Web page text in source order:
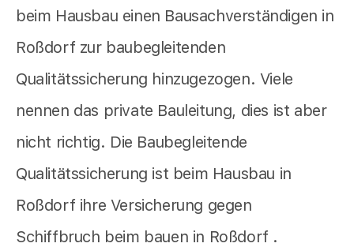
beim Hausbau einen Bausachverständigen in
Roßdorf zur baubegleitenden
Qualitätssicherung hinzugezogen. Viele
nennen das private Bauleitung, dies ist aber
nicht richtig. Die Baubegleitende
Qualitätssicherung ist beim Hausbau in
Roßdorf ihre Versicherung gegen
Schiffbruch beim bauen in Roßdorf .